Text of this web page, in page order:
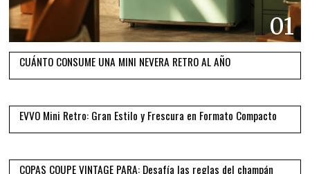
01
CUÁNTO CONSUME UNA MINI NEVERA RETRO AL AÑO
02
EVVO Mini Retro: Gran Estilo y Frescura en Formato Compacto
03
COPAS COUPE VINTAGE PARA: Desafía las reglas del champán